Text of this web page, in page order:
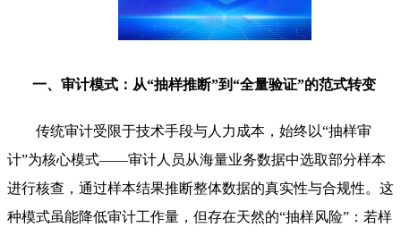
一、审计模式：从“抽样推断”到“全量验证”的范式转变
传统审计受限于技术手段与人力成本，始终以“抽样审
计”为核心模式——审计人员从海量业务数据中选取部分样本
进行核查，通过样本结果推断整体数据的真实性与合规性。这
种模式虽能降低审计工作量，但存在天然的“抽样风险”：若样